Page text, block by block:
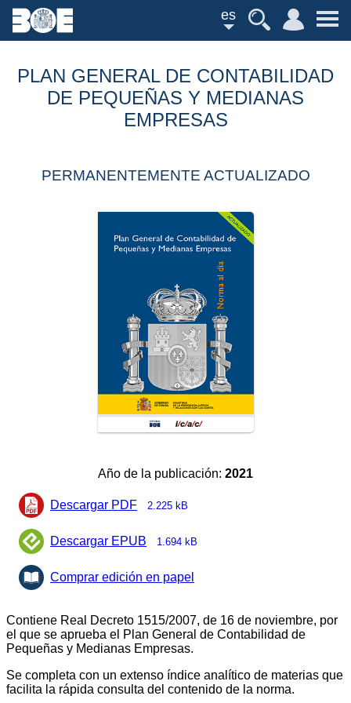
es
PLAN GENERAL DE CONTABILIDAD
DE PEQUEÑAS Y MEDIANAS
EMPRESAS
PERMANENTEMENTE ACTUALIZADO
Año de la publicación: 2021
Descargar PDF 2.225 kB
Descargar EPUB 1.694 kB
Comprar edición en papel
Contiene Real Decreto 1515/2007, de 16 de noviembre, por
el que se aprueba el Plan General de Contabilidad de
Pequeñas y Medianas Empresas.
Se completa con un extenso índice analítico de materias que
facilita la rápida consulta del contenido de la norma.